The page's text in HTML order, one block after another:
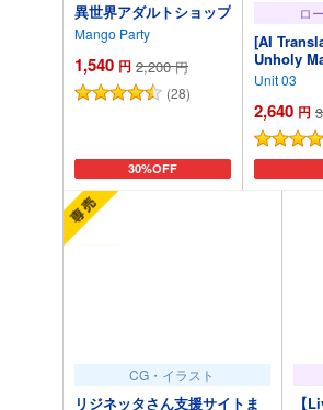
異世界アダルトショップ
Mango Party
1,540 円 2,200 円
(28)
30%OFF
カートに追加
ロ
[AI
Unholy
Unit 03
2,640 円
CG・イラスト
リジネッタさん支援サイトま
【